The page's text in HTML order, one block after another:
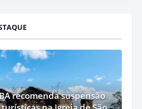
recomenda suspensão